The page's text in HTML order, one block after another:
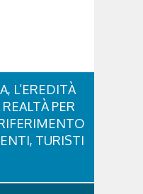
L’EREDITÀ
PER
TURISTI